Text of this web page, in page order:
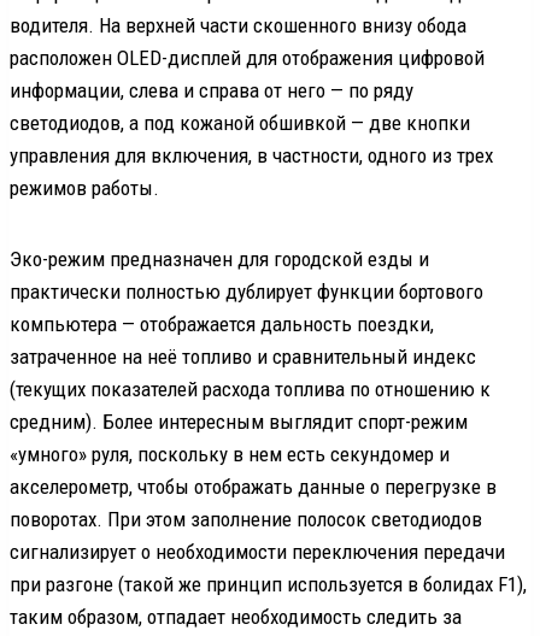
водителя. На верхней части скошенного внизу обода
расположен OLED-дисплей для отображения цифровой
информации, слева и справа от него — по ряду
светодиодов, а под кожаной обшивкой — две кнопки
управления для включения, в частности, одного из трех
режимов работы.
Эко-режим предназначен для городской езды и
практически полностью дублирует функции бортового
компьютера — отображается дальность поездки,
затраченное на неё топливо и сравнительный индекс
(текущих показателей расхода топлива по отношению к
средним). Более интересным выглядит спорт-режим
«умного» руля, поскольку в нем есть секундомер и
акселерометр, чтобы отображать данные о перегрузке в
поворотах. При этом заполнение полосок светодиодов
сигнализирует о необходимости переключения передачи
при разгоне (такой же принцип используется в болидах F1),
таким образом, отпадает необходимость следить за